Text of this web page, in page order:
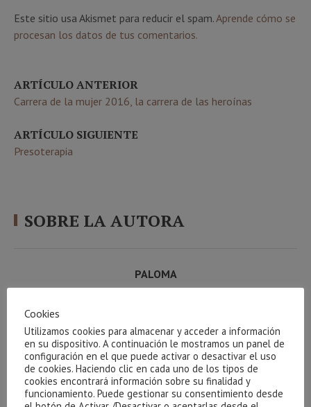
Este sitio usa Akismet para reducir el spam.Aprende cómo se
procesan los datos de tus comentarios.
ARTÍCULO ANTERIOR
Carrera de la mujer 2016, la carrera de las heroínas
ARTÍCULO SIGUIENTE
Presoterapia
SOBRE LA AUTORA
PALOMA
decidida a lanzarme al mundo de los Blogs. Soy esteticién
desde hace 11 años y hace 3 que abrimos Beauty House, un
centro de belleza y bienestar formado por un equipo joven,
moderno y dinámico, donde siempre te sentirás como en
casa.
Cookies
Utilizamos cookies para almacenar y acceder a información
en su dispositivo. A continuación le mostramos un panel de
configuración en el que puede activar o desactivar el uso
de cookies. Haciendo clic en cada uno de los tipos de
cookies encontrará información sobre su finalidad y
funcionamiento. Puede gestionar su consentimiento desde